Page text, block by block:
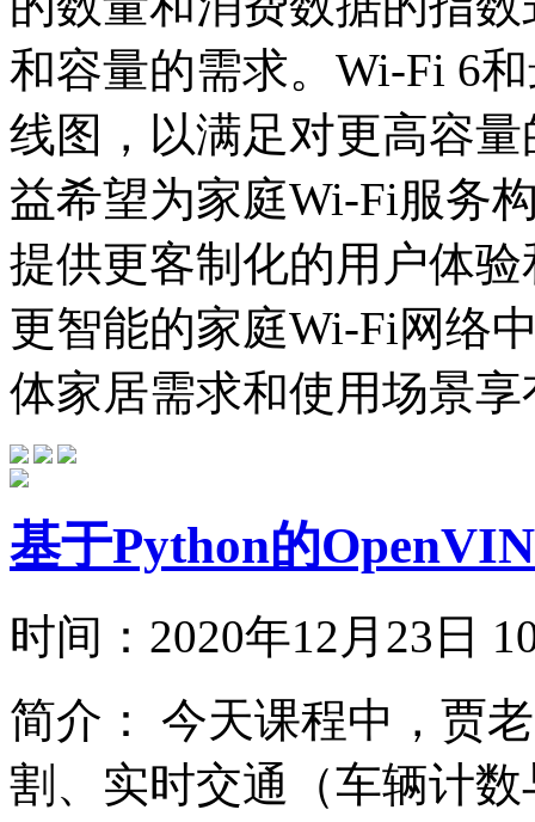
和容量的需求。Wi-Fi 6
线图，以满足对更高容
益希望为家庭Wi-Fi服务
提供更客制化的用户体
更智能的家庭Wi-Fi网络
体家居需求和使用场景享
基于Python的
时间： 2020年12月23
简介：
今天课程中，贾
割、实时交通（车辆计